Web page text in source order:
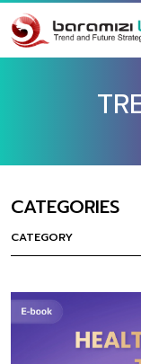
CATEGORIES
CATEGORY